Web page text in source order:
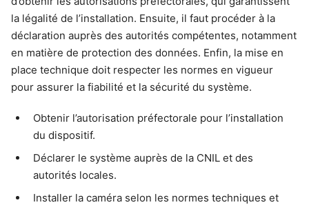
la légalité de l’installation. Ensuite, il faut procéder à la
déclaration auprès des autorités compétentes, notamment
en matière de protection des données. Enfin, la mise en
place technique doit respecter les normes en vigueur
pour assurer la fiabilité et la sécurité du système.
Obtenir l’autorisation préfectorale pour l’installation
du dispositif.
Déclarer le système auprès de la CNIL et des
autorités locales.
Installer la caméra selon les normes techniques et